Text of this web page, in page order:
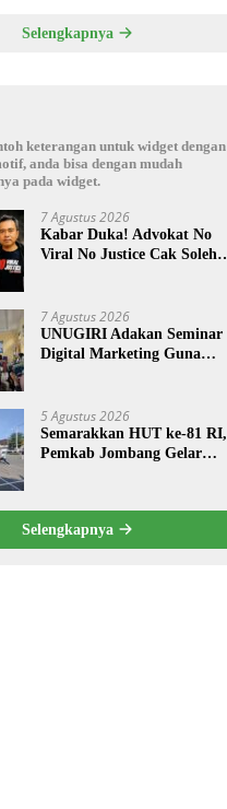
Selengkapnya
keterangan untuk widget dengan
anda bisa dengan mudah
pada widget.
7 Agustus 2026
Kabar Duka! Advokat No
Viral No Justice Cak Soleh
7 Agustus 2026
UNUGIRI Adakan Seminar
Digital Marketing Guna
Desa Prangi
5 Agustus 2026
Semarakkan HUT ke-81 RI,
Pemkab Jombang Gelar
Selengkapnya